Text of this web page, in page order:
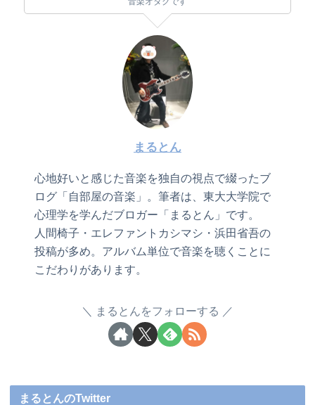
まるとん
心地好いと感じた音楽を独自の視点で綴ったブ
ログ「自部屋の音楽」。筆者は、東大大学院で
心理学を学んだブロガー「まるとん」です。
人間椅子・エレファントカシマシ・浜田省吾の
投稿が多め。アルバム単位で音楽を聴くことに
こだわりがあります。
まるとんをフォローする
まるとんのTwitter